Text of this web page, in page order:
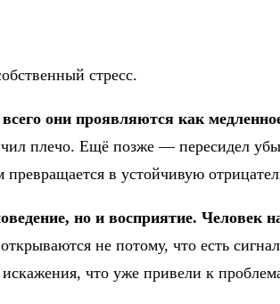
стресс.
они проявляются как
плечо. Ещё позже — пересидел
превращается в устойчивую
но и восприятие. Человек
не потому, что есть
искажения, что уже привели к